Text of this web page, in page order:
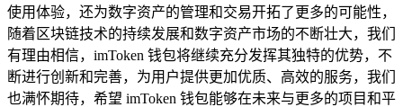
使用体验，还为数字资产的管理和交易开拓了更多的可能性，
随着区块链技术的持续发展和数字资产市场的不断壮大，我们
有理由相信，imToken 钱包将继续充分发挥其独特的优势，不
断进行创新和完善，为用户提供更加优质、高效的服务，我们
也满怀期待，希望 imToken 钱包能够在未来与更多的项目和平